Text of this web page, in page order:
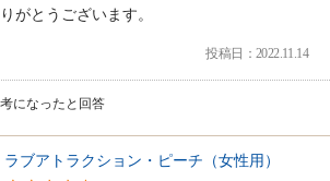
がとうございます。
投稿日：2022.11.14
になったと回答
ラブアトラクション・ピーチ（女性用）